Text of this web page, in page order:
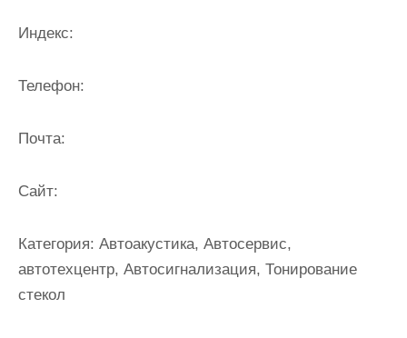
Индекс:
Телефон:
Почта:
Cайт:
Категория: Автоакустика, Автосервис,
автотехцентр, Автосигнализация, Тонирование
стекол